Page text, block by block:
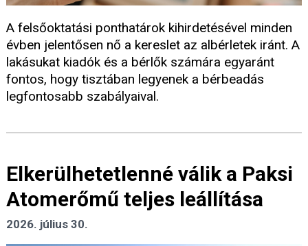
A felsőoktatási ponthatárok kihirdetésével minden
évben jelentősen nő a kereslet az albérletek iránt. A
lakásukat kiadók és a bérlők számára egyaránt
fontos, hogy tisztában legyenek a bérbeadás
legfontosabb szabályaival.
Elkerülhetetlenné válik a Paksi
Atomerőmű teljes leállítása
2026. július 30.